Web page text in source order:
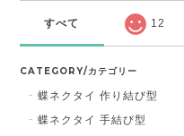
すべて 12
CATEGORY/カテゴリー
蝶ネクタイ 作り結び型
蝶ネクタイ 手結び型